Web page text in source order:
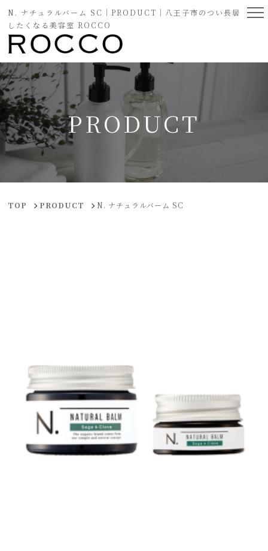
N. ナチュラルバーム SC｜PRODUCT｜八王子市のつい長居
したくなる美容室 ROCCO
PRODUCT
TOP PRODUCT N. ナチュラルバーム SC